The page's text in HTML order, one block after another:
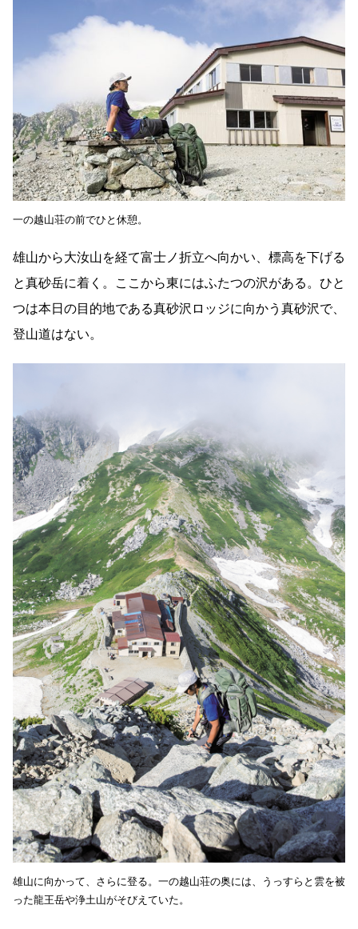
一の越山荘の前でひと休憩。
雄山から大汝山を経て富士ノ折立へ向かい、標高を下げる
と真砂岳に着く。ここから東にはふたつの沢がある。ひと
つは本日の目的地である真砂沢ロッジに向かう真砂沢で、
登山道はない。
雄山に向かって、さらに登る。一の越山荘の奥には、うっすらと雲を被
った龍王岳や浄土山がそびえていた。